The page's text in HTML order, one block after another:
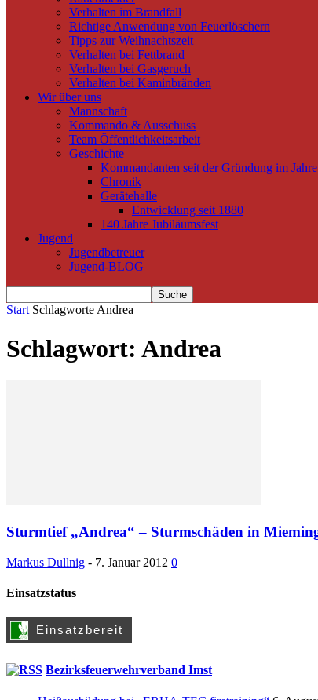
Verhalten im Brandfall
Richtige Anwendung von Feuerlöschern
Tipps zur Weihnachtszeit
Verhalten bei Fettbrand
Verhalten bei Gasgeruch
Verhalten bei Kaminbränden
Wir über uns
Mannschaft
Kommando & Ausschuss
Team Öffentlichkeitsarbeit
Geschichte
Kommandanten seit der Gründung im
Chronik
Gerätehalle
Entwicklung seit 1880
140 Jahre Jubiläumsfest
Jugend
Jugendbetreuer
Jugend-BLOG
Start Schlagworte Andrea
Schlagwort: Andrea
Sturmtief „Andrea“ – Sturmschäden in
Markus Dullnig - 7. Januar 2012 0
Einsatzstatus
Bezirksfeuerwehrverband Imst